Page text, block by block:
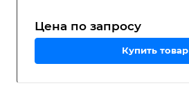
Цена по запросу
Купить товар